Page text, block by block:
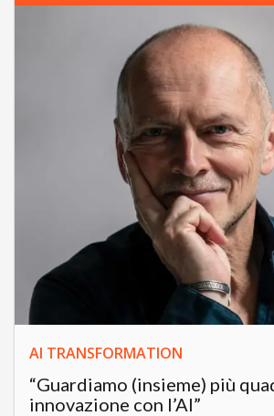
AI TRANSFORMATION
“Guardiamo (insieme) più
innovazione con l’AI”